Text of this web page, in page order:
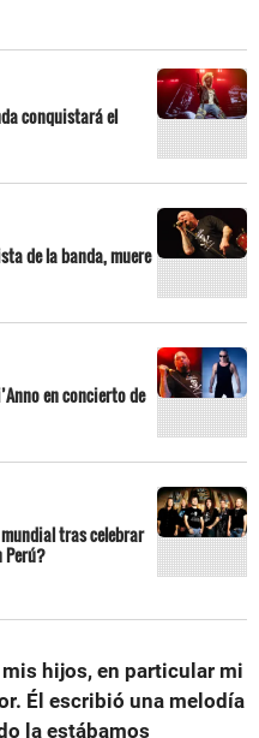
conquistará el
de la banda, muere
en concierto de
tras celebrar
Perú?
hijos, en particular mi
Él escribió una melodía
la estábamos